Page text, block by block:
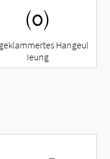
㈇
Hangeul
Ieung